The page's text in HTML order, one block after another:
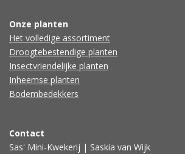
Onze planten
Het volledige assortiment
Droogtebestendige planten
Insectvriendelijke planten
Inheemse planten
Bodembedekkers
Contact
Sas' Mini-Kwekerij | Saskia van Wijk